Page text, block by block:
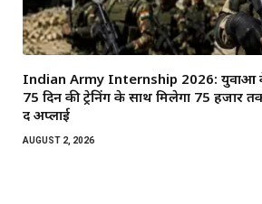
Indian Army Internship 2026: युवाओं
75 दिन की ट्रेनिंग के साथ मिलेगा ₹75 हजार
दें अप्लाई
AUGUST 2, 2026